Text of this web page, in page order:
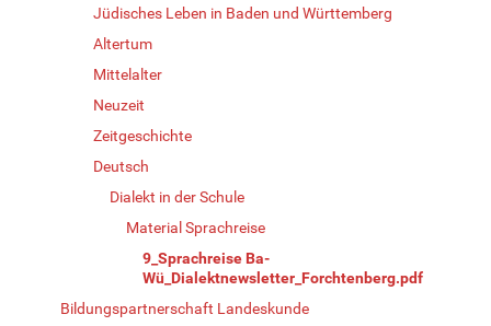
Jüdisches Leben in Baden und Württemberg
Altertum
Mittelalter
Neuzeit
Zeitgeschichte
Deutsch
Dialekt in der Schule
Material Sprachreise
9_Sprachreise Ba-
Wü_Dialektnewsletter_Forchtenberg.pdf
Bildungspartnerschaft Landeskunde